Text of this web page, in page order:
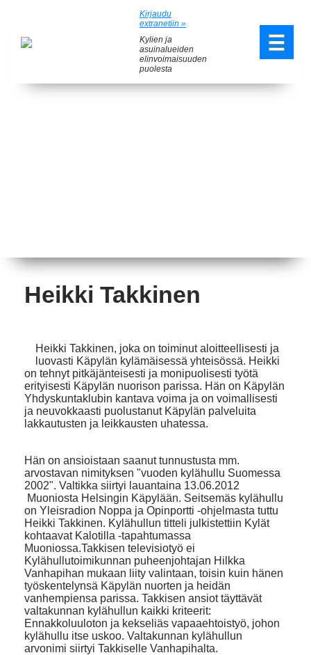
Kirjaudu
extranetiin »
Kylien ja
asuinalueiden
elinvoimaisuuden
puolesta
Heikki Takkinen
Heikki Takkinen, joka on toiminut aloitteellisesti ja
luovasti Käpylän kylämäisessä yhteisössä. Heikki
on tehnyt pitkäjänteisesti ja monipuolisesti työtä
erityisesti Käpylän nuorison parissa. Hän on Käpylän
Yhdyskuntaklubin kantava voima ja on voimallisesti
ja neuvokkaasti puolustanut Käpylän palveluita
lakkautusten ja leikkausten uhatessa.
Hän on ansioistaan saanut tunnustusta mm.
arvostavan nimityksen "vuoden kylähullu Suomessa
2002". Valtikka siirtyi lauantaina 13.06.2012
Muoniosta Helsingin Käpylään. Seitsemäs kylähullu
on Yleisradion Noppa ja Opinportti -ohjelmasta tuttu
Heikki Takkinen. Kylähullun titteli julkistettiin Kylät
kohtaavat Kalotilla -tapahtumassa
Muoniossa.Takkisen televisiotyö ei
Kylähullutoimikunnan puheenjohtajan Hilkka
Vanhapihan mukaan liity valintaan, toisin kuin hänen
työskentelynsä Käpylän nuorten ja heidän
vanhempiensa parissa. Takkisen ansiot täyttävät
valtakunnan kylähullun kaikki kriteerit:
Ennakkoluuloton ja kekseliäs vapaaehtoistyö, johon
kylähullu itse uskoo. Valtakunnan kylähullun
arvonimi siirtyi Takkiselle Vanhapihalta.